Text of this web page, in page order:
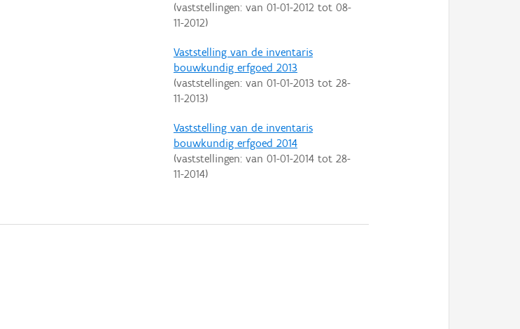
(vaststellingen: van 01-01-2012tot 08-
11-2012)
Vaststelling van de inventaris
bouwkundig erfgoed 2013
(vaststellingen: van 01-01-2013 tot 28-
11-2013)
Vaststelling van de inventaris
bouwkundig erfgoed 2014
(vaststellingen: van 01-01-2014tot 28-
11-2014)